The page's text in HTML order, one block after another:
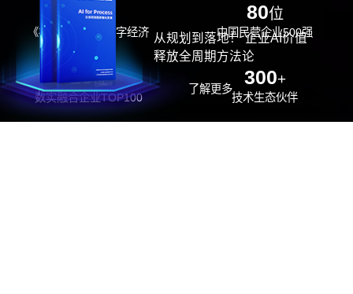
29位
《福布斯》中国数字经济
100强
80位
中国民营企业500强
26位
数实融合企业TOP100
300+
技术生态伙伴
从规划到落地！ 企业AI价值
释放全周期方法论
了解更多